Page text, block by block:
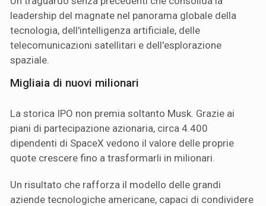
leadership del magnate nel panorama globale della
tecnologia, dell'intelligenza artificiale, delle
telecomunicazioni satellitari e dell'esplorazione
spaziale.
Migliaia di nuovi milionari
La storica IPO non premia soltanto Musk. Grazie ai
piani di partecipazione azionaria, circa 4.400
dipendenti di SpaceX vedono il valore delle proprie
quote crescere fino a trasformarli in milionari.
Un risultato che rafforza il modello delle grandi
aziende tecnologiche americane, capaci di condividere